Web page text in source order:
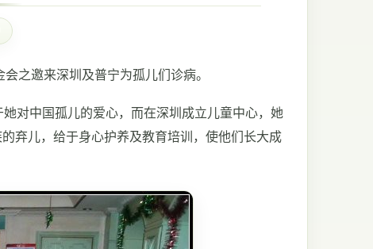
之邀来深圳及普宁为孤儿们诊病。
中国孤儿的爱心，而在深圳成立儿童中心，她
弃儿，给于身心护养及教育培训，使他们长大成